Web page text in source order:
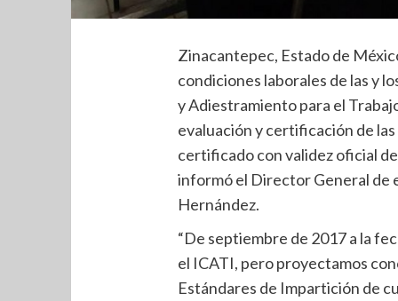
Zinacantepec, Estado de
condiciones laborales de las y
y Adiestramiento para el
evaluación y certificación de
certificado con validez oficial
informó el Director General de
Hernández.
“De septiembre de 2017 a la
el ICATI, pero proyectamos
Estándares de Impartición de